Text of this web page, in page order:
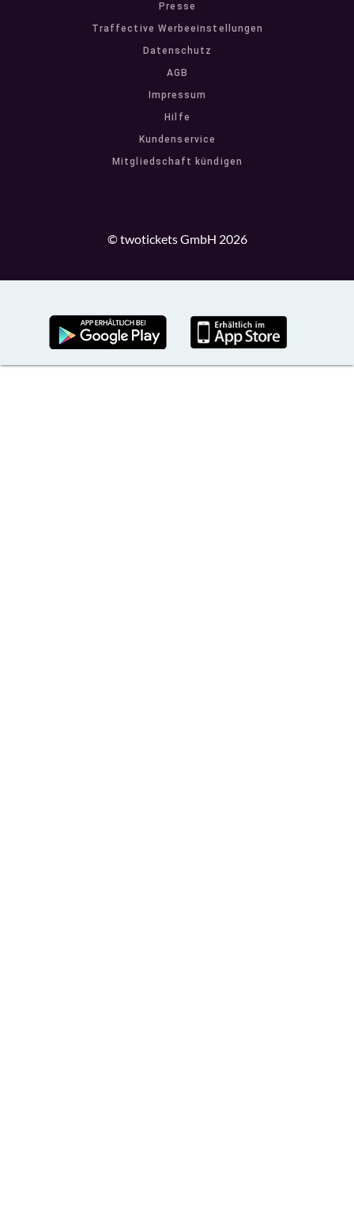
Presse
Traffective Werbeeinstellungen
Datenschutz
AGB
Impressum
Hilfe
Kundenservice
Mitgliedschaft kündigen
© twotickets GmbH 2026